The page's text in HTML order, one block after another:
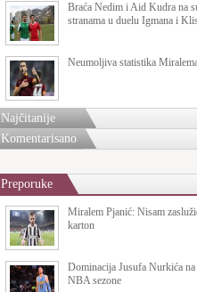
Braća Nedim i Aid Kudra na
stranama u duelu Igmana i
Neumoljiva statistika
Najčitanije
Komentarisano
Preporuke
Miralem Pjanić: Nisam
karton
Dominacija Jusufa Nurkića
NBA sezone